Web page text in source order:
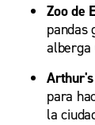
Zoo de
pandas
alberga
para
la